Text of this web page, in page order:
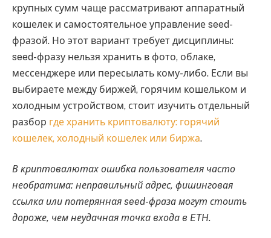
крупных сумм чаще рассматривают аппаратный
кошелек и самостоятельное управление seed-
фразой. Но этот вариант требует дисциплины:
seed-фразу нельзя хранить в фото, облаке,
мессенджере или пересылать кому-либо. Если вы
выбираете между биржей, горячим кошельком и
холодным устройством, стоит изучить отдельный
разбор где хранить криптовалюту: горячий
кошелек, холодный кошелек или биржа.
В криптовалютах ошибка пользователя часто
необратима: неправильный адрес, фишинговая
ссылка или потерянная seed-фраза могут стоить
дороже, чем неудачная точка входа в ETH.